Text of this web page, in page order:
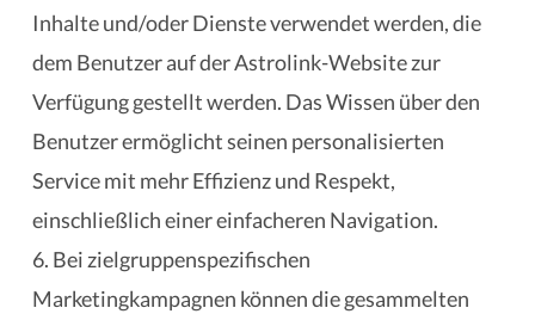
Inhalte und/oder Dienste verwendet werden, die
dem Benutzer auf der Astrolink-Website zur
Verfügung gestellt werden. Das Wissen über den
Benutzer ermöglicht seinen personalisierten
Service mit mehr Effizienz und Respekt,
einschließlich einer einfacheren Navigation.
6. Bei zielgruppenspezifischen
Marketingkampagnen können die gesammelten